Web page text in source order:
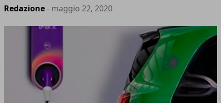
Redazione- maggio 22, 2020